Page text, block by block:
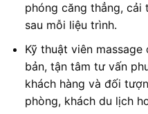
phóng căng thẳng, cải
sau mỗi liệu trình.
Kỹ thuật viên
bản, tận tâm tư vấn
khách hàng và đối
phòng, khách du lịch